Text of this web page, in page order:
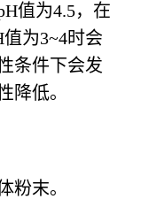
值为4.5，在
为3~4时会
条件下会发
降低。
粉末。